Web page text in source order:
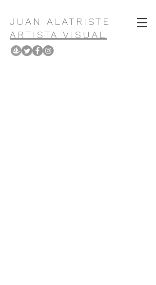
JUAN ALATRISTE
ARTISTA VISUAL